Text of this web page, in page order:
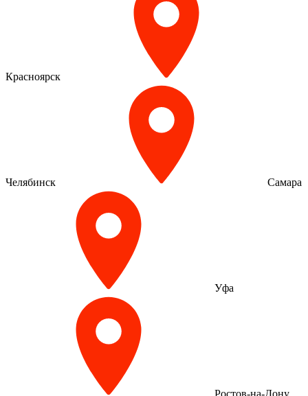
Красноярск
Челябинск Самара
Уфа
Ростов-на-Дону